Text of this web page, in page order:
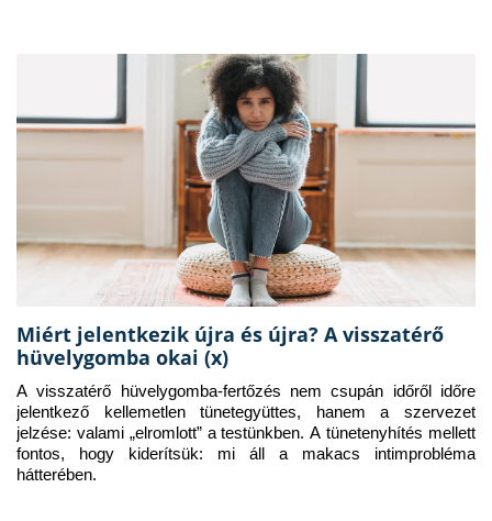
Miért jelentkezik újra és újra? A visszatérő
hüvelygomba okai (x)
A visszatérő hüvelygomba-fertőzés nem csupán időről időre
jelentkező kellemetlen tünetegyüttes, hanem a szervezet
jelzése: valami „elromlott” a testünkben. A tünetenyhítés mellett
fontos, hogy kiderítsük: mi áll a makacs intimprobléma
hátterében.